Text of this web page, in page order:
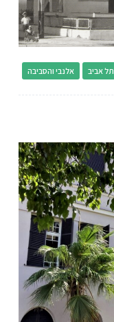
אלנבי והסביבה תל אביב